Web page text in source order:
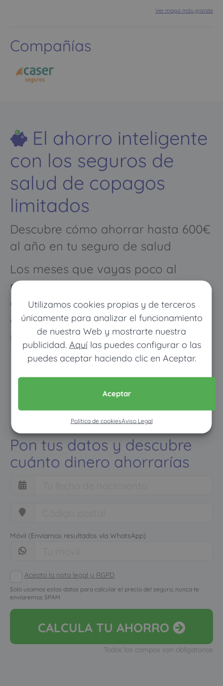
Utilizamos cookies propias y de terceros
únicamente para analizar el funcionamiento
de nuestra Web y mostrarte nuestra
publicidad. Aquílas puedes configurar o las
puedes aceptar haciendo clic en Aceptar.
Aceptar
Política de cookiesAviso Legal
Ver mapa más grande
Compañías
El ahorro inteligente
con los seguros de
salud de copagos
limitados
Descubre cómo ahorrar hasta 600€
al año en tu seguro de salud
Los meses que vayas poco al
médico pagarás muy poco, y
cuando vayas mucho pagarás
como con un seguro médico
normal
Pon tus datos y descubre
cuánto dinero ahorrarías
Móvil (Enviamos resultados vía WhatsApp)
Acepto la nota legal y RGPD
Solo usamos estos datos para calcular el precio del seguro, nunca te
enviaremos SPAM
CALCULA TU AHORRO
Todos los campos son obligatorios